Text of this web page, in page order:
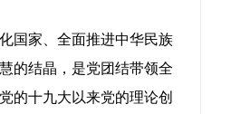
国家、全面推进中华民族
的结晶，是党团结带领全
的十九大以来党的理论创